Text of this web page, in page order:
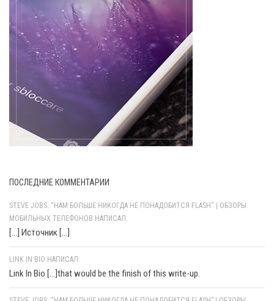
ПОСЛЕДНИЕ КОММЕНТАРИИ
STEVE JOBS: "НАМ БОЛЬШЕ НИКОГДА НЕ ПОНАДОБИТСЯ FLASH" | ОБЗОРЫ
МОБИЛЬНЫХ ТЕЛЕФОНОВ НАПИСАЛ:
[…] Источник […]
LINK IN BIO НАПИСАЛ:
Link In Bio [...]that would be the finish of this write-up.